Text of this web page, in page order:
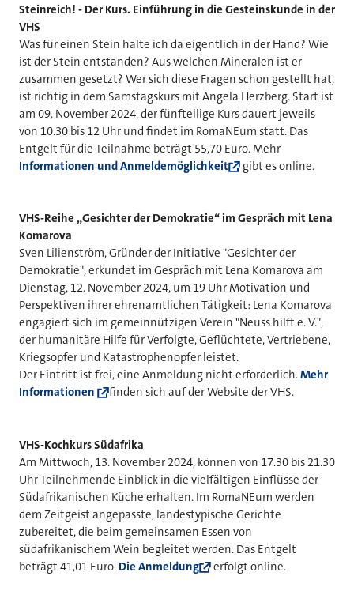
Steinreich! - Der Kurs. Einführung in die Gesteinskunde in der
VHS
Was für einen Stein halte ich da eigentlich in der Hand? Wie
ist der Stein entstanden? Aus welchen Mineralen ist er
zusammen gesetzt? Wer sich diese Fragen schon gestellt hat,
ist richtig in dem Samstagskurs mit Angela Herzberg. Start ist
am 09. November 2024, der fünfteilige Kurs dauert jeweils
von 10.30 bis 12 Uhr und findet im RomaNEum statt. Das
Entgelt für die Teilnahme beträgt 55,70 Euro. Mehr
Informationen und Anmeldemöglichkeit
gibt es online.
VHS-Reihe „Gesichter der Demokratie“ im Gespräch mit Lena
Komarova
Sven Lilienström, Gründer der Initiative "Gesichter der
Demokratie", erkundet im Gespräch mit Lena Komarova am
Dienstag, 12. November 2024, um 19 Uhr Motivation und
Perspektiven ihrer ehrenamtlichen Tätigkeit: Lena Komarova
engagiert sich im gemeinnützigen Verein "Neuss hilft e. V.",
der humanitäre Hilfe für Verfolgte, Geflüchtete, Vertriebene,
Kriegsopfer und Katastrophenopfer leistet.
Der Eintritt ist frei, eine Anmeldung nicht erforderlich.Mehr
Informationen
finden sich auf der Website der VHS.
VHS-Kochkurs Südafrika
Am Mittwoch, 13. November 2024, können von 17.30 bis 21.30
Uhr Teilnehmende Einblick in die vielfältigen Einflüsse der
Südafrikanischen Küche erhalten. Im RomaNEum werden
dem Zeitgeist angepasste, landestypische Gerichte
zubereitet, die beim gemeinsamen Essen von
südafrikanischem Wein begleitet werden. Das Entgelt
beträgt 41,01 Euro. Die Anmeldung erfolgt online.